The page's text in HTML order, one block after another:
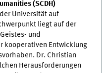
(SCDH)
Universität auf
liegt auf der
und
kooperativen Entwicklung
Dr. Christian
Herausforderungen